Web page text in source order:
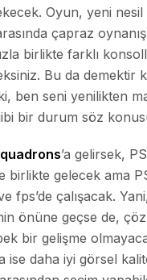
Oyun, yeni
çapraz
birlikte farklı
Bu da demektir
ben seni yenilikten
bir durum söz
’a gelirsek,
birlikte gelecek ama
fps’de çalışacak.
önüne geçse de,
bir gelişme
ise daha iyi görsel